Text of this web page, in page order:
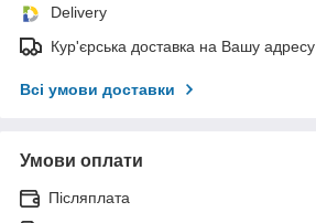
Delivery
Кур'єрська доставка на Вашу адресу
Всі умови доставки
Умови оплати
Післяплата